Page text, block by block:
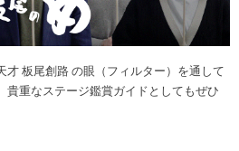
板尾創路 の眼（フィルター）を通して
貴重なステージ鑑賞ガイドとしてもぜひ